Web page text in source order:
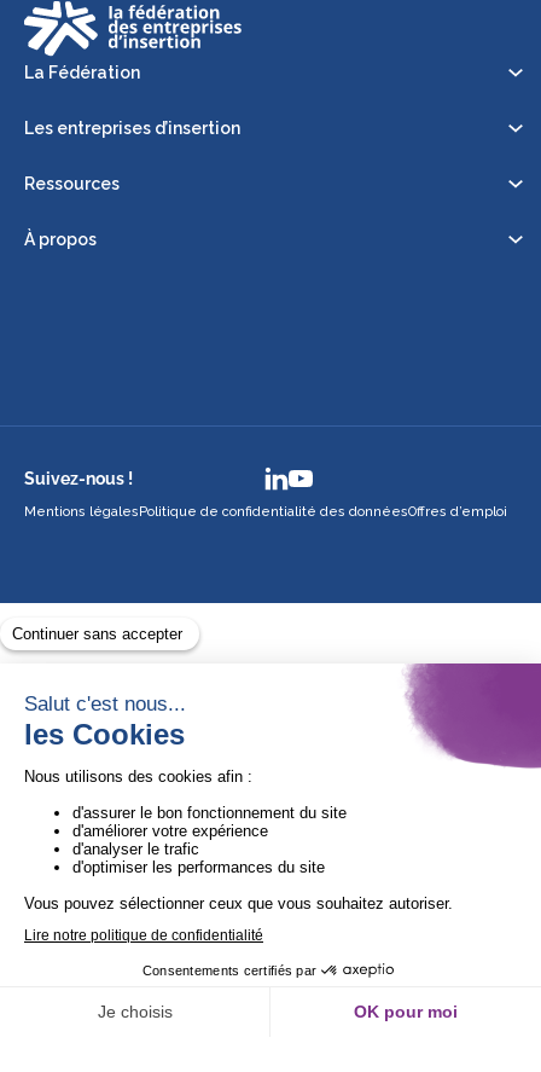
La Fédération
Les entreprises d’insertion
Ressources
À propos
Suivez-nous !
Mentions légalesPolitique de confidentialité des donnéesOffres d’emploi
1ère Organisation de l’ESS certifiée Quali’OP